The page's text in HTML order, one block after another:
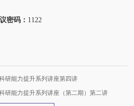
密码： 1122
研能力提升系列讲座第四讲
研能力提升系列讲座（第二期）第二讲